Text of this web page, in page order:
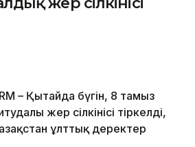
– Қытайда бүгін, 8 тамыз
жер сілкінісі тіркелді,
ұлттық деректер